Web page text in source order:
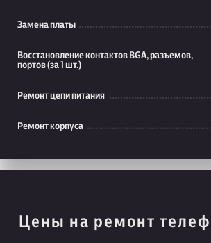
Замена платы
Восстановление контактов BGA, разъемов,
портов (за 1 шт.)
Ремонт цепи питания
Ремонт корпуса
Цены на ремонт